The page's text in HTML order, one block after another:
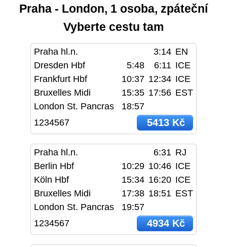
Praha - London, 1 osoba, zpáteční
Vyberte cestu tam
Praha hl.n. 3:14 EN
Dresden Hbf
5:48 6:11 ICE
Frankfurt Hbf
10:37 12:34 ICE
Bruxelles Midi
15:35 17:56 EST
London St. Pancras
18:57
1234567
5413 Kč
Praha hl.n. 6:31 RJ
Berlin Hbf
10:29 10:46 ICE
Köln Hbf
15:34 16:20 ICE
Bruxelles Midi
17:38 18:51 EST
London St. Pancras
19:57
1234567
4934 Kč